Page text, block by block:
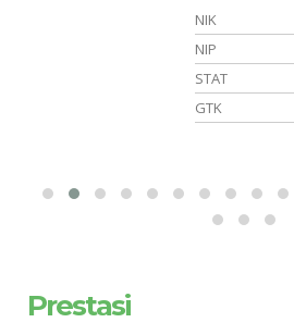
NIK
NIP
STAT
GTK
Prestasi